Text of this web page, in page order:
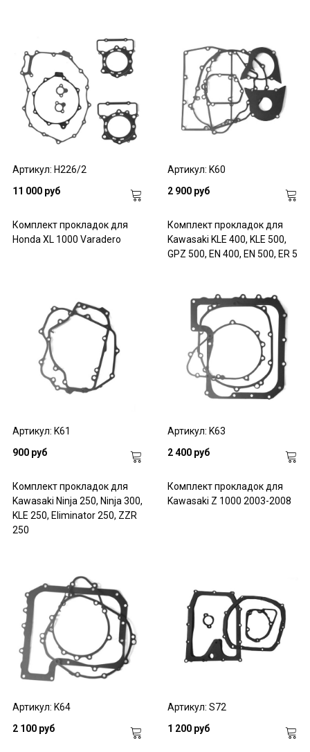
Артикул: H226/2
11 000 руб
Комплект прокладок для
Honda XL 1000 Varadero
Артикул: K60
2 900 руб
Комплект прокладок для
Kawasaki KLE 400, KLE 500,
GPZ 500, EN 400, EN 500, ER 5
Артикул: K61
900 руб
Комплект прокладок для
Kawasaki Ninja 250, Ninja 300,
KLE 250, Eliminator 250, ZZR
250
Артикул: K63
2 400 руб
Комплект прокладок для
Kawasaki Z 1000 2003-2008
Артикул: K64
2 100 руб
Артикул: S72
1 200 руб